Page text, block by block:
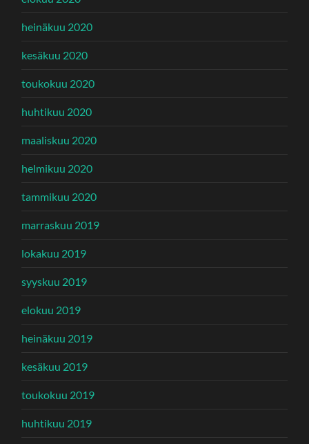
heinäkuu 2020
kesäkuu 2020
toukokuu 2020
huhtikuu 2020
maaliskuu 2020
helmikuu 2020
tammikuu 2020
marraskuu 2019
lokakuu 2019
syyskuu 2019
elokuu 2019
heinäkuu 2019
kesäkuu 2019
toukokuu 2019
huhtikuu 2019